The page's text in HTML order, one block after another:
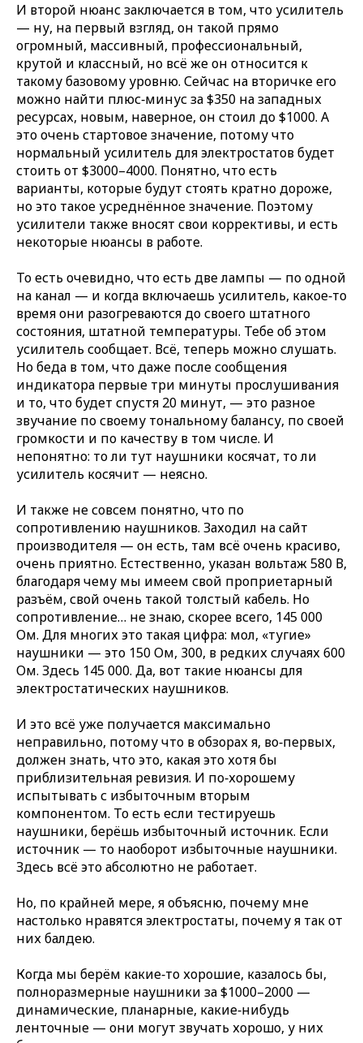
И второй нюанс заключается в том, что усилитель
— ну, на первый взгляд, он такой прямо
огромный, массивный, профессиональный,
крутой и классный, но всё же он относится к
такому базовому уровню. Сейчас на вторичке его
можно найти плюс‑минус за $350 на западных
ресурсах, новым, наверное, он стоил до $1000. А
это очень стартовое значение, потому что
нормальный усилитель для электростатов будет
стоить от $3000–4000. Понятно, что есть
варианты, которые будут стоять кратно дороже,
но это такое усреднённое значение. Поэтому
усилители также вносят свои коррективы, и есть
некоторые нюансы в работе.
То есть очевидно, что есть две лампы — по одной
на канал — и когда включаешь усилитель, какое‑то
время они разогреваются до своего штатного
состояния, штатной температуры. Тебе об этом
усилитель сообщает. Всё, теперь можно слушать.
Но беда в том, что даже после сообщения
индикатора первые три минуты прослушивания
и то, что будет спустя 20 минут, — это разное
звучание по своему тональному балансу, по своей
громкости и по качеству в том числе. И
непонятно: то ли тут наушники косячат, то ли
усилитель косячит — неясно.
И также не совсем понятно, что по
сопротивлению наушников. Заходил на сайт
производителя — он есть, там всё очень красиво,
очень приятно. Естественно, указан вольтаж 580 В,
благодаря чему мы имеем свой проприетарный
разъём, свой очень такой толстый кабель. Но
сопротивление… не знаю, скорее всего, 145 000
Ом. Для многих это такая цифра: мол, «тугие»
наушники — это 150 Ом, 300, в редких случаях 600
Ом. Здесь 145 000. Да, вот такие нюансы для
электростатических наушников.
И это всё уже получается максимально
неправильно, потому что в обзорах я, во‑первых,
должен знать, что это, какая это хотя бы
приблизительная ревизия. И по‑хорошему
испытывать с избыточным вторым
компонентом. То есть если тестируешь
наушники, берёшь избыточный источник. Если
источник — то наоборот избыточные наушники.
Здесь всё это абсолютно не работает.
Но, по крайней мере, я объясню, почему мне
настолько нравятся электростаты, почему я так от
них балдею.
Когда мы берём какие‑то хорошие, казалось бы,
полноразмерные наушники за $1000–2000 —
динамические, планарные, какие‑нибудь
ленточные — они могут звучать хорошо, у них